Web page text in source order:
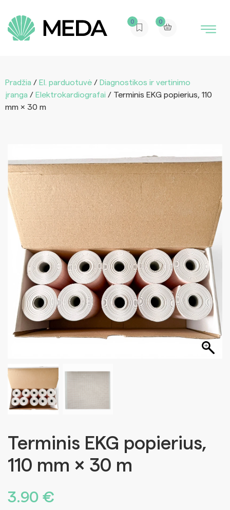
0 0
Pradžia / El. parduotuvė / Diagnostikos ir vertinimo
įranga / Elektrokardiografai / Terminis EKG popierius, 110
mm × 30 m
Terminis EKG popierius,
110 mm × 30 m
3.90 €